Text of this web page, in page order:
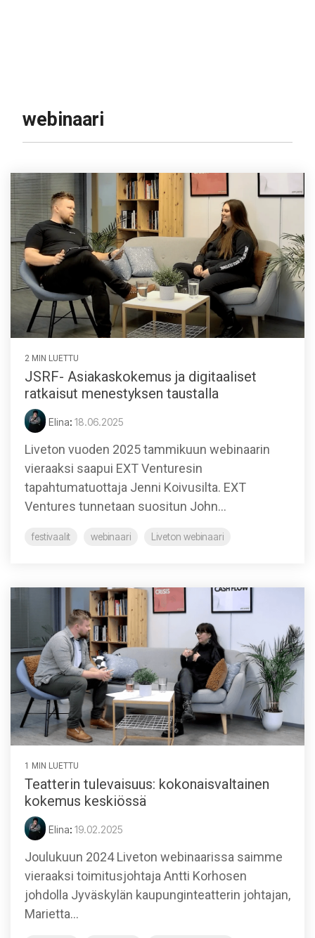
webinaari
2 MIN LUETTU
JSRF- Asiakaskokemus ja digitaaliset
ratkaisut menestyksen taustalla
Elina: 18.06.2025
Liveton vuoden 2025 tammikuun webinaarin
vieraaksi saapui EXT Venturesin
tapahtumatuottaja Jenni Koivusilta. EXT
Ventures tunnetaan suositun John...
festivaalit webinaari Liveton webinaari
1 MIN LUETTU
Teatterin tulevaisuus: kokonaisvaltainen
kokemus keskiössä
Elina: 19.02.2025
Joulukuun 2024 Liveton webinaarissa saimme
vieraaksi toimitusjohtaja Antti Korhosen
johdolla Jyväskylän kaupunginteatterin johtajan,
Marietta...